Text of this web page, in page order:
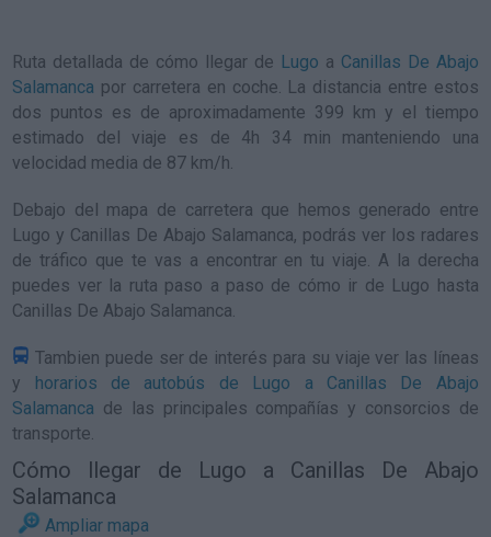
Ruta detallada de cómo llegar de Lugo a Canillas De Abajo
Salamanca por carretera en coche. La distancia entre estos
dos puntos es de aproximadamente 399 km y el tiempo
estimado del viaje es de 4h 34 min manteniendo una
velocidad media de 87 km/h.
Debajo del mapa de carretera que hemos generado entre
Lugo y Canillas De Abajo Salamanca, podrás ver los radares
de tráfico que te vas a encontrar en tu viaje. A la derecha
puedes ver la ruta paso a paso de cómo ir de Lugo hasta
Canillas De Abajo Salamanca.
Tambien puede ser de interés para su viaje ver las líneas
y horarios de autobús de Lugo a Canillas De Abajo
Salamanca de las principales compañías y consorcios de
transporte.
Cómo llegar de Lugo a Canillas De Abajo
Salamanca
Ampliar mapa